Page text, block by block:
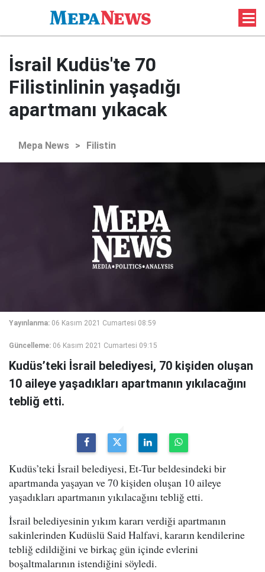
İsrail Kudüs'te 70
Filistinlinin yaşadığı
apartmanı yıkacak
Mepa News > Filistin
Yayınlanma: 06 Kasım 2021 Cumartesi 08:59
Güncelleme: 06 Kasım 2021 Cumartesi 09:15
Kudüs’teki İsrail belediyesi, 70 kişiden oluşan
10 aileye yaşadıkları apartmanın yıkılacağını
tebliğ etti.
Kudüs’teki İsrail belediyesi, Et-Tur beldesindeki bir
apartmanda yaşayan ve 70 kişiden oluşan 10 aileye
yaşadıkları apartmanın yıkılacağını tebliğ etti.
İsrail belediyesinin yıkım kararı verdiği apartmanın
sakinlerinden Kudüslü Said Halfavi, kararın kendilerine
tebliğ edildiğini ve birkaç gün içinde evlerini
boşaltmalarının istendiğini söyledi.